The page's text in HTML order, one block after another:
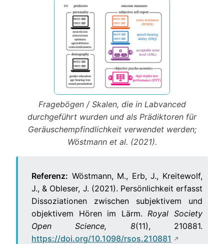
Fragebögen / Skalen, die in Labvanced
durchgeführt wurden und als Prädiktoren für
Geräuschempfindlichkeit verwendet werden;
Wöstmann et al. (2021).
Referenz: Wöstmann, M., Erb, J., Kreitewolf,
J., & Obleser, J. (2021). Persönlichkeit erfasst
Dissoziationen zwischen subjektivem und
objektivem Hören im Lärm.Royal Society
Open Science, 8(11), 210881.
https://doi.org/10.1098/rsos.210881